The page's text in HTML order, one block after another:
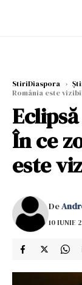
StiriDiaspora ›
România este
În ce
este
De
10 IUNIE